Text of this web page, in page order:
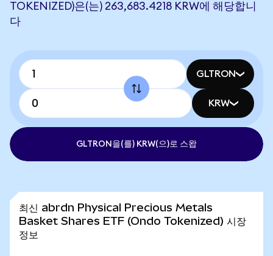
TOKENIZED)은(는) 263,683.4218 KRW에 해당합니
다
GLTRON
KRW
GLTRON을(를) KRW(으)로 스왑
최신 abrdn Physical Precious Metals
Basket Shares ETF (Ondo Tokenized) 시장
정보